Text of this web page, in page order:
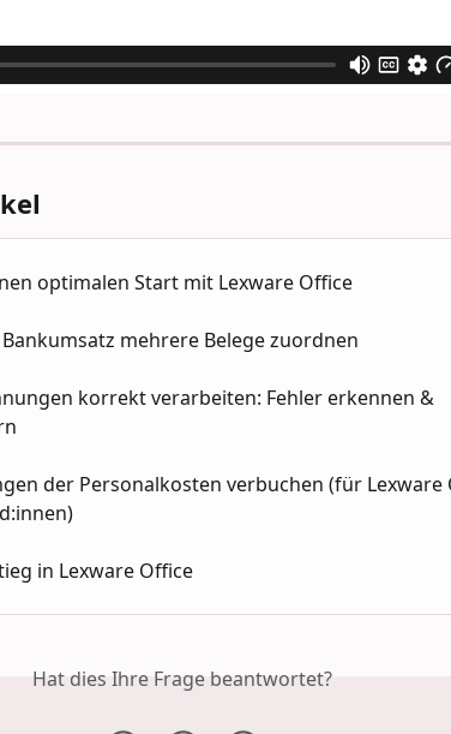
optimalen Start mit Lexware Office
mehrere Belege zuordnen
korrekt verarbeiten: Fehler erkennen &
der Personalkosten verbuchen (für Lexware
in Lexware Office
Hat dies Ihre Frage beantwortet?